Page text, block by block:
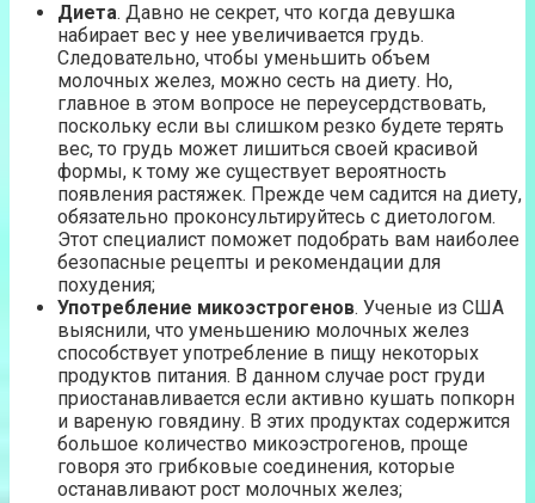
Диета. Давно не секрет, что когда девушка
набирает вес у нее увеличивается грудь.
Следовательно, чтобы уменьшить объем
молочных желез, можно сесть на диету. Но,
главное в этом вопросе не переусердствовать,
поскольку если вы слишком резко будете терять
вес, то грудь может лишиться своей красивой
формы, к тому же существует вероятность
появления растяжек. Прежде чем садится на диету,
обязательно проконсультируйтесь с диетологом.
Этот специалист поможет подобрать вам наиболее
безопасные рецепты и рекомендации для
похудения;
Употребление микоэстрогенов. Ученые из США
выяснили, что уменьшению молочных желез
способствует употребление в пищу некоторых
продуктов питания. В данном случае рост груди
приостанавливается если активно кушать попкорн
и вареную говядину. В этих продуктах содержится
большое количество микоэстрогенов, проще
говоря это грибковые соединения, которые
останавливают рост молочных желез;